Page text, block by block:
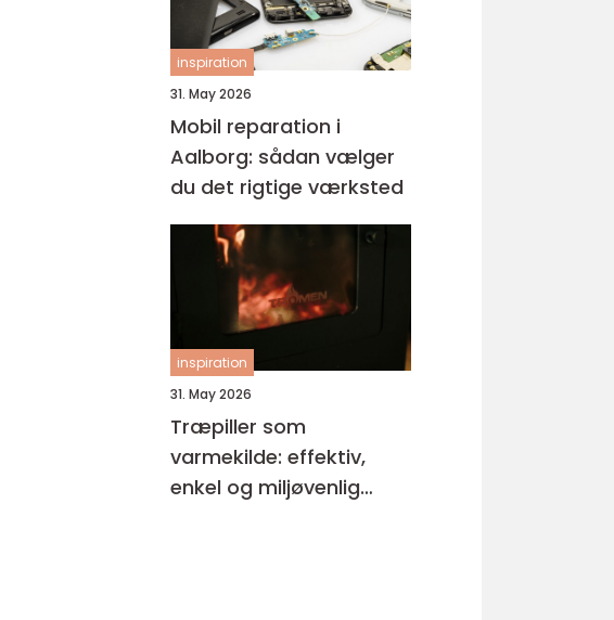
inspiration
31. May 2026
Mobil reparation i
Aalborg: sådan vælger
du det rigtige værksted
inspiration
31. May 2026
Træpiller som
varmekilde: effektiv,
enkel og miljøvenlig